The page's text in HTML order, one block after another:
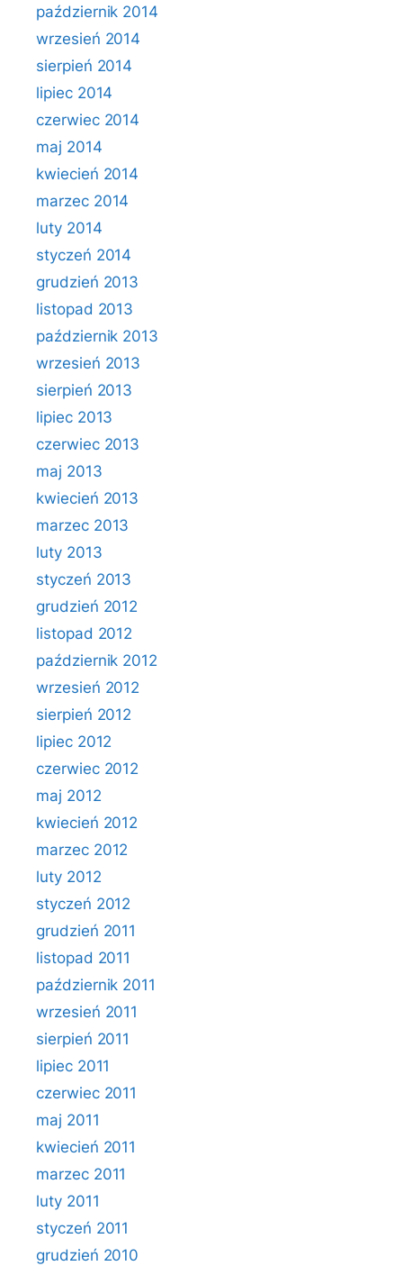
październik 2014
wrzesień 2014
sierpień 2014
lipiec 2014
czerwiec 2014
maj 2014
kwiecień 2014
marzec 2014
luty 2014
styczeń 2014
grudzień 2013
listopad 2013
październik 2013
wrzesień 2013
sierpień 2013
lipiec 2013
czerwiec 2013
maj 2013
kwiecień 2013
marzec 2013
luty 2013
styczeń 2013
grudzień 2012
listopad 2012
październik 2012
wrzesień 2012
sierpień 2012
lipiec 2012
czerwiec 2012
maj 2012
kwiecień 2012
marzec 2012
luty 2012
styczeń 2012
grudzień 2011
listopad 2011
październik 2011
wrzesień 2011
sierpień 2011
lipiec 2011
czerwiec 2011
maj 2011
kwiecień 2011
marzec 2011
luty 2011
styczeń 2011
grudzień 2010